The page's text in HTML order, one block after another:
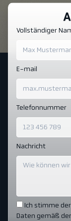
Vollständiger
E-mail
Telefonnummer
Nachricht
Ich stimme
Daten gemäß der